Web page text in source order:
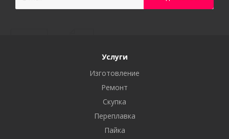
Услуги
Изготовление
Ремонт
Скупка
Переплавка
Пайка